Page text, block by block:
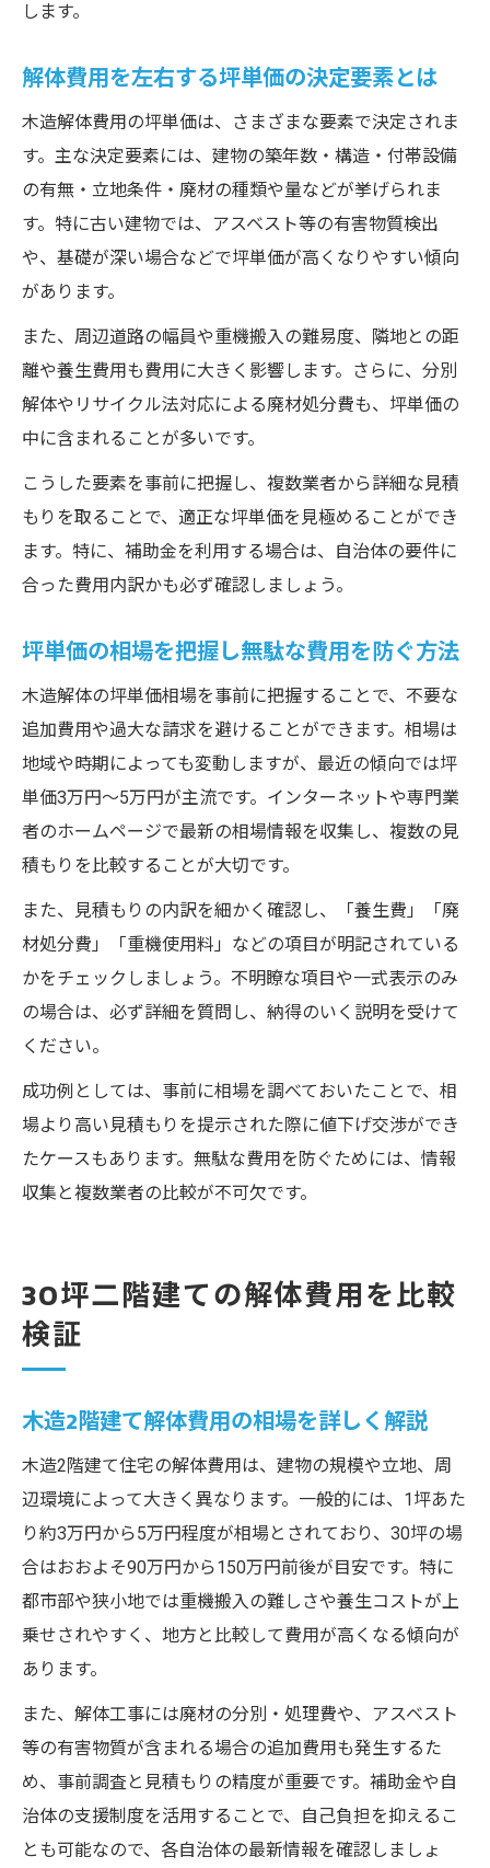
します。
解体費用を左右する坪単価の決定要素とは
木造解体費用の坪単価は、さまざまな要素で決定されま
す。主な決定要素には、建物の築年数・構造・付帯設備
の有無・立地条件・廃材の種類や量などが挙げられま
す。特に古い建物では、アスベスト等の有害物質検出
や、基礎が深い場合などで坪単価が高くなりやすい傾向
があります。
また、周辺道路の幅員や重機搬入の難易度、隣地との距
離や養生費用も費用に大きく影響します。さらに、分別
解体やリサイクル法対応による廃材処分費も、坪単価の
中に含まれることが多いです。
こうした要素を事前に把握し、複数業者から詳細な見積
もりを取ることで、適正な坪単価を見極めることができ
ます。特に、補助金を利用する場合は、自治体の要件に
合った費用内訳かも必ず確認しましょう。
坪単価の相場を把握し無駄な費用を防ぐ方法
木造解体の坪単価相場を事前に把握することで、不要な
追加費用や過大な請求を避けることができます。相場は
地域や時期によっても変動しますが、最近の傾向では坪
単価3万円～5万円が主流です。インターネットや専門業
者のホームページで最新の相場情報を収集し、複数の見
積もりを比較することが大切です。
また、見積もりの内訳を細かく確認し、「養生費」「廃
材処分費」「重機使用料」などの項目が明記されている
かをチェックしましょう。不明瞭な項目や一式表示のみ
の場合は、必ず詳細を質問し、納得のいく説明を受けて
ください。
成功例としては、事前に相場を調べておいたことで、相
場より高い見積もりを提示された際に値下げ交渉ができ
たケースもあります。無駄な費用を防ぐためには、情報
収集と複数業者の比較が不可欠です。
30坪二階建ての解体費用を比較
検証
木造2階建て解体費用の相場を詳しく解説
木造2階建て住宅の解体費用は、建物の規模や立地、周
辺環境によって大きく異なります。一般的には、1坪あた
り約3万円から5万円程度が相場とされており、30坪の場
合はおおよそ90万円から150万円前後が目安です。特に
都市部や狭小地では重機搬入の難しさや養生コストが上
乗せされやすく、地方と比較して費用が高くなる傾向が
あります。
また、解体工事には廃材の分別・処理費や、アスベスト
等の有害物質が含まれる場合の追加費用も発生するた
め、事前調査と見積もりの精度が重要です。補助金や自
治体の支援制度を活用することで、自己負担を抑えるこ
とも可能なので、各自治体の最新情報を確認しましょ